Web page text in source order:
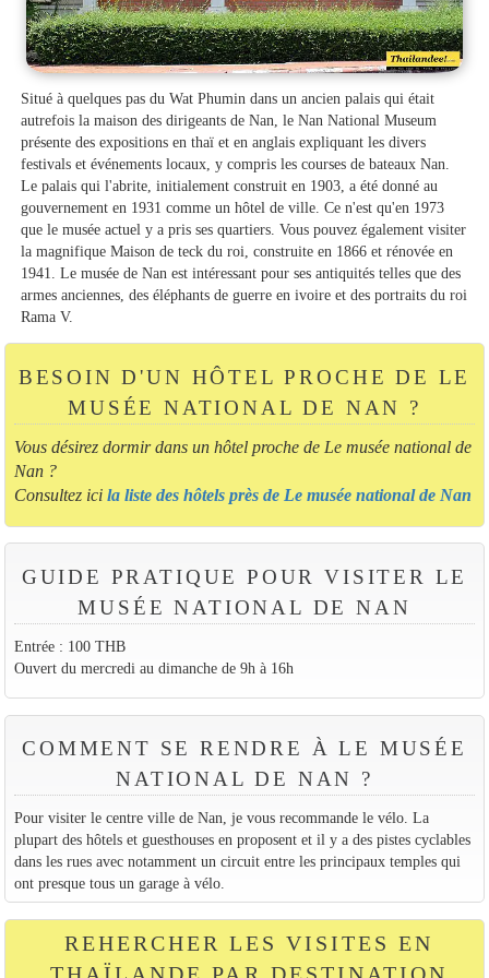
Situé à quelques pas du Wat Phumin dans un ancien palais qui était
autrefois la maison des dirigeants de Nan, le Nan National Museum
présente des expositions en thaï et en anglais expliquant les divers
festivals et événements locaux, y compris les courses de bateaux Nan.
Le palais qui l'abrite, initialement construit en 1903, a été donné au
gouvernement en 1931 comme un hôtel de ville. Ce n'est qu'en 1973
que le musée actuel y a pris ses quartiers. Vous pouvez également visiter
la magnifique Maison de teck du roi, construite en 1866 et rénovée en
1941. Le musée de Nan est intéressant pour ses antiquités telles que des
armes anciennes, des éléphants de guerre en ivoire et des portraits du roi
Rama V.
BESOIN D'UN HÔTEL PROCHE DE LE
MUSÉE NATIONAL DE NAN ?
Vous désirez dormir dans un hôtel proche de Le musée national de
Nan ?
Consultez ici la liste des hôtels près de Le musée national de Nan
GUIDE PRATIQUE POUR VISITER LE
MUSÉE NATIONAL DE NAN
Entrée : 100 THB
Ouvert du mercredi au dimanche de 9h à 16h
COMMENT SE RENDRE À LE MUSÉE
NATIONAL DE NAN ?
Pour visiter le centre ville de Nan, je vous recommande le vélo. La
plupart des hôtels et guesthouses en proposent et il y a des pistes cyclables
dans les rues avec notamment un circuit entre les principaux temples qui
ont presque tous un garage à vélo.
REHERCHER LES VISITES EN